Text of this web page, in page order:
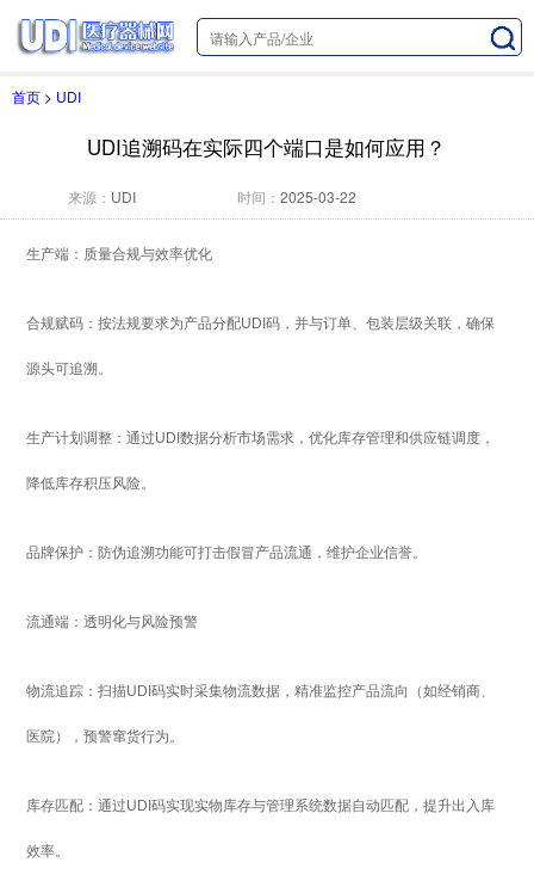
首页> UDI
UDI追溯码在实际四个端口是如何应用？
来源： UDI 时间： 2025-03-22
生产端：质量合规与效率优化
合规赋码：按法规要求为产品分配UDI码，并与订单、包装层级关联，确保
源头可追溯。
生产计划调整：通过UDI数据分析市场需求，优化库存管理和供应链调度，
降低库存积压风险。
品牌保护：防伪追溯功能可打击假冒产品流通，维护企业信誉。
流通端：透明化与风险预警
物流追踪：扫描UDI码实时采集物流数据，精准监控产品流向（如经销商、
医院），预警窜货行为。
库存匹配：通过UDI码实现实物库存与管理系统数据自动匹配，提升出入库
效率。